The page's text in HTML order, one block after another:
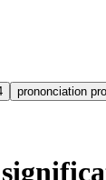
prononciation